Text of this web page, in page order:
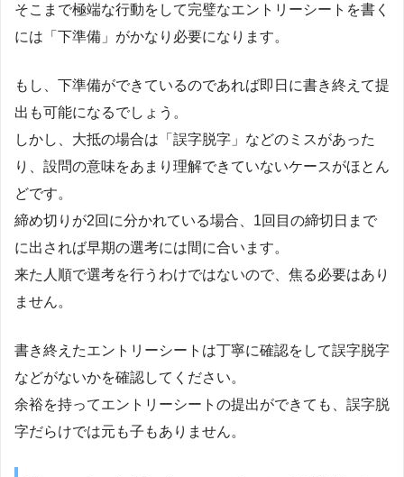
そこまで極端な行動をして完璧なエントリーシートを書く
には「下準備」がかなり必要になります。
もし、下準備ができているのであれば即日に書き終えて提
出も可能になるでしょう。
しかし、大抵の場合は「誤字脱字」などのミスがあった
り、設問の意味をあまり理解できていないケースがほとん
どです。
締め切りが2回に分かれている場合、1回目の締切日まで
に出されば早期の選考には間に合います。
来た人順で選考を行うわけではないので、焦る必要はあり
ません。
書き終えたエントリーシートは丁寧に確認をして誤字脱字
などがないかを確認してください。
余裕を持ってエントリーシートの提出ができても、誤字脱
字だらけでは元も子もありません。